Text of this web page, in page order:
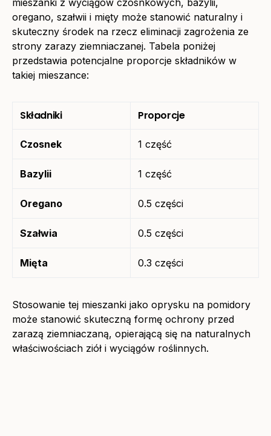
mieszanki z wyciągów czosnkowych, bazylii,
oregano, szałwii i mięty może stanowić naturalny i
skuteczny środek na rzecz eliminacji zagrożenia ze
strony zarazy ziemniaczanej. Tabela poniżej
przedstawia potencjalne proporcje składników w
takiej mieszance:
Składniki Proporcje
Czosnek 1 część
Bazylii 1 część
Oregano 0.5 części
Szałwia 0.5 części
Mięta 0.3 części
Stosowanie tej mieszanki jako oprysku na pomidory
może stanowić skuteczną formę ochrony przed
zarazą ziemniaczaną, opierającą się na naturalnych
właściwościach ziół i wyciągów roślinnych.